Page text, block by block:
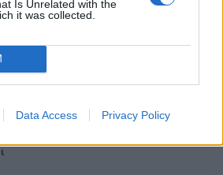
Is Unrelated with the
it was collected.
Data Access Privacy Policy
πυρκαγιάς
και η μπάρα στο φαράγγι της